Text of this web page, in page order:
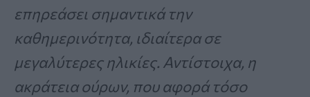
επηρεάσει σημαντικά την
καθημερινότητα, ιδιαίτερα σε
μεγαλύτερες ηλικίες. Αντίστοιχα, η
ακράτεια ούρων, που αφορά τόσο